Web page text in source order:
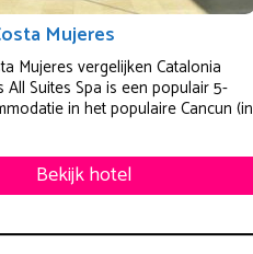
Mujeres
Mujeres vergelijken Catalonia
All Suites Spa is een populair 5-
in het populaire Cancun (in
Bekijk hotel